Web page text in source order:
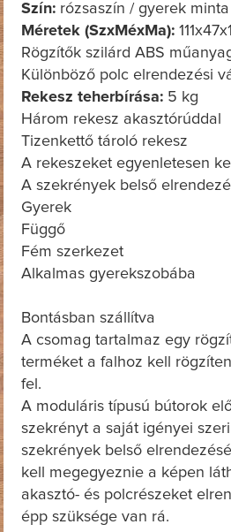
Szín: rózsaszín / gyerek minta
Méretek (SzxMéxMa):
Rögzítők szilárd ABS
Különböző polc elrendezési
Rekesz teherbírása: 5 kg
Három rekesz akasztórúddal
Tizenkettő tároló rekesz
A rekeszeket egyenletesen
A szekrények belső
Gyerek
Függő
Fém szerkezet
Alkalmas gyerekszobába
Bontásban szállítva
A csomag tartalmaz egy
terméket a falhoz kell
fel.
A moduláris típusú bútorok
szekrényt a saját igényei
szekrények belső
kell megegyeznie a képen
akasztó- és polcrészeket
épp szüksége van rá.